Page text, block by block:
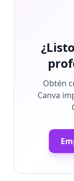
Obtén
Canva